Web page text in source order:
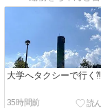
大学へタクシーで行く⁈
35時間前